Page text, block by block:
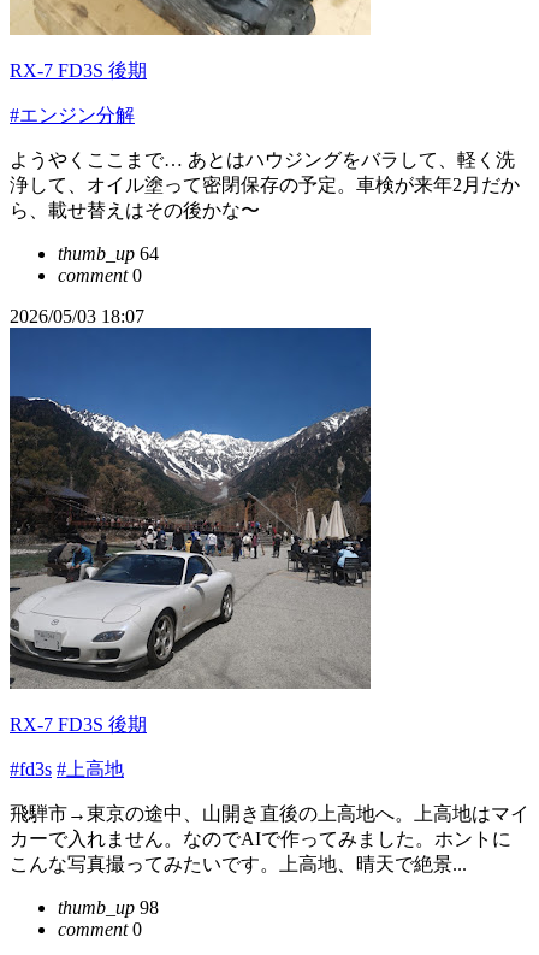
RX-7 FD3S 後期
#エンジン分解
ようやくここまで… あとはハウジングをバラして、軽く洗
浄して、オイル塗って密閉保存の予定。車検が来年2月だか
ら、載せ替えはその後かな〜
thumb_up 64
comment0
2026/05/03 18:07
RX-7 FD3S 後期
#fd3s #上高地
飛騨市→東京の途中、山開き直後の上高地へ。上高地はマイ
カーで入れません。なのでAIで作ってみました。ホントに
こんな写真撮ってみたいです。上高地、晴天で絶景...
thumb_up 98
comment0